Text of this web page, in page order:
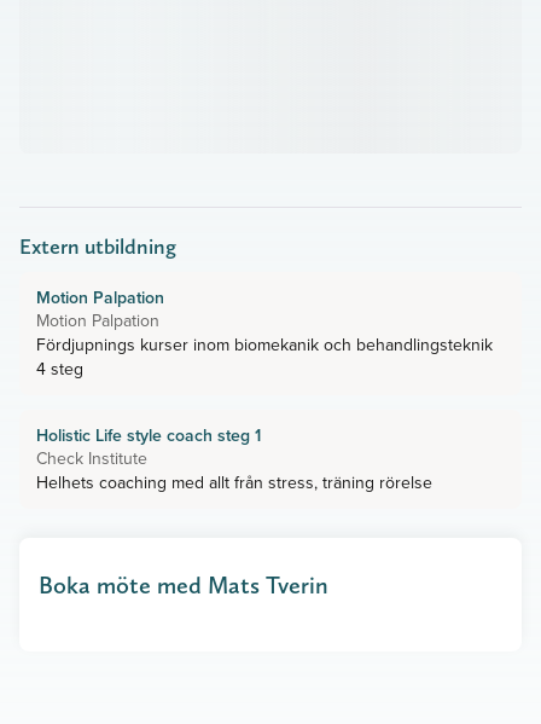
Extern utbildning
Motion Palpation
Motion Palpation
Fördjupnings kurser inom biomekanik och behandlingsteknik
4 steg
Holistic Life style coach steg 1
Check Institute
Helhets coaching med allt från stress, träning rörelse
Boka möte med Mats Tverin